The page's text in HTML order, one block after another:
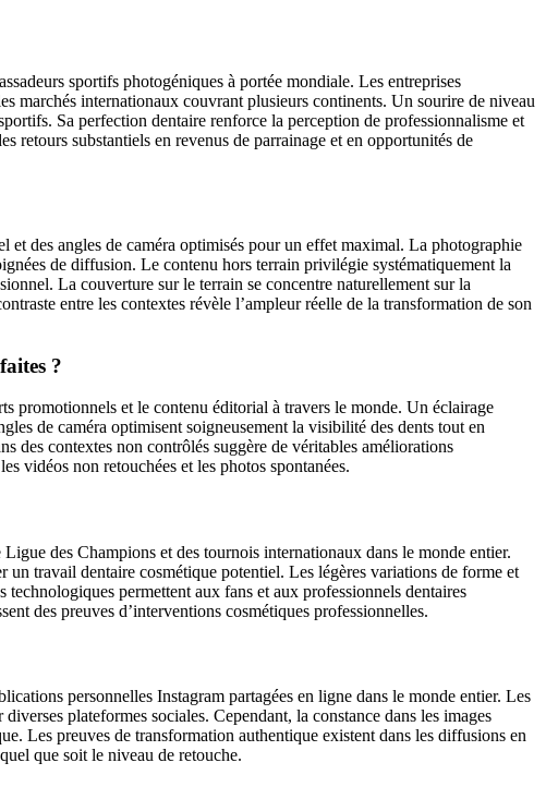
sportifs photogéniques à portée mondiale. Les entreprises
marchés internationaux couvrant plusieurs continents. Un sourire de niveau
Sa perfection dentaire renforce la perception de professionnalisme et
retours substantiels en revenus de parrainage et en opportunités de
et des angles de caméra optimisés pour un effet maximal. La photographie
de diffusion. Le contenu hors terrain privilégie systématiquement la
La couverture sur le terrain se concentre naturellement sur la
entre les contextes révèle l’ampleur réelle de la transformation de son
?
promotionnels et le contenu éditorial à travers le monde. Un éclairage
de caméra optimisent soigneusement la visibilité des dents tout en
des contextes non contrôlés suggère de véritables améliorations
vidéos non retouchées et les photos spontanées.
des Champions et des tournois internationaux dans le monde entier.
travail dentaire cosmétique potentiel. Les légères variations de forme et
permettent aux fans et aux professionnels dentaires
des preuves d’interventions cosmétiques professionnelles.
personnelles Instagram partagées en ligne dans le monde entier. Les
plateformes sociales. Cependant, la constance dans les images
Les preuves de transformation authentique existent dans les diffusions en
que soit le niveau de retouche.